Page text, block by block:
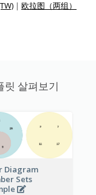
| 欧拉图（两组）
릿 살펴보기
Diagram
Sets